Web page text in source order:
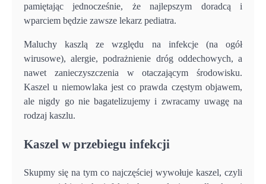
pamiętając jednocześnie, że najlepszym doradcą i
wparciem będzie zawsze lekarz pediatra.
Maluchy kaszlą ze względu na infekcje (na ogół
wirusowe), alergie, podrażnienie dróg oddechowych, a
nawet zanieczyszczenia w otaczającym środowisku.
Kaszel u niemowlaka jest co prawda częstym objawem,
ale nigdy go nie bagatelizujemy i zwracamy uwagę na
rodzaj kaszlu.
Kaszel w przebiegu infekcji
Skupmy się na tym co najczęściej wywołuje kaszel, czyli